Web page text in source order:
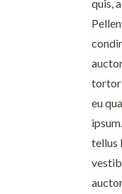
quis,
tortor
eu
tellus